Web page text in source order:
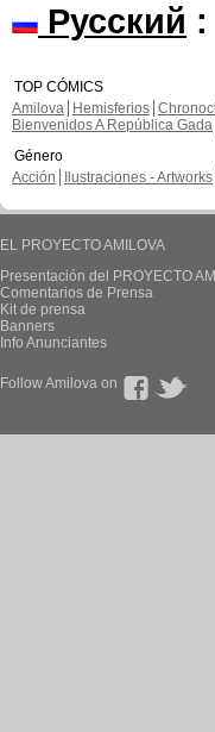
Русский :
TOP CÓMICS
Amilova
Hemisferios
Bienvenidos A República Gada
Género
Acción
Ilustraciones - Artworks
EL PROYECTO AMILOVA
Presentación del PROYECTO
Comentarios de Prensa
Kit de prensa
Banners
Info Anunciantes
Follow Amilova on